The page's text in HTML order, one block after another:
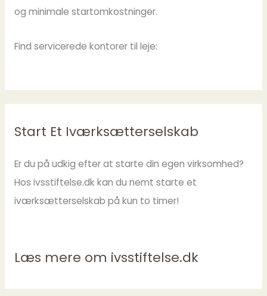
og minimale startomkostninger.
Find servicerede kontorer til leje:
Start Et Iværksætterselskab
Er du på udkig efter at starte din egen virksomhed?
Hos ivsstiftelse.dk kan du nemt starte et
iværksætterselskab på kun to timer!
Læs mere om ivsstiftelse.dk